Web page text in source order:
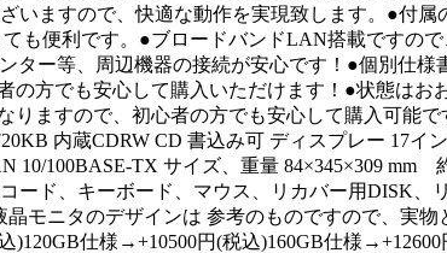
いますので、快適な動作を実現致します。●付属
も便利です。●ブロードバンドLAN搭載ですの
ー等、周辺機器の接続が安心です！●個別仕様
方でも安心して購入いただけます！●状態はお
ますので、初心者の方でも安心して購入可能
内蔵CDRW CD 書込み可 ディスプレー 17イ
100BASE-TX サイズ、重量 84×345×309 mm
ード、キーボード、マウス、リカバー用DISK、
モニタのデザインは 参考のものですので、実物
仕様→+10500円(税込)160GB仕様→+12600